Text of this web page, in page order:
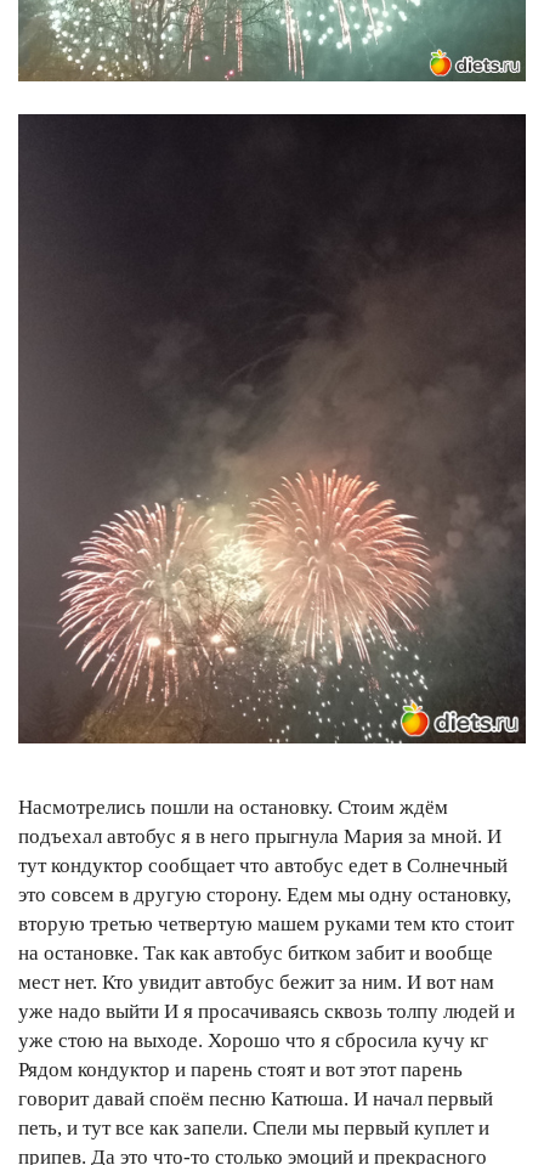
Насмотрелись пошли на остановку. Стоим ждём
подъехал автобус я в него прыгнула Мария за мной. И
тут кондуктор сообщает что автобус едет в Солнечный
это совсем в другую сторону. Едем мы одну остановку,
вторую третью четвертую машем руками тем кто стоит
на остановке. Так как автобус битком забит и вообще
мест нет. Кто увидит автобус бежит за ним. И вот нам
уже надо выйти И я просачиваясь сквозь толпу людей и
уже стою на выходе. Хорошо что я сбросила кучу кг
Рядом кондуктор и парень стоят и вот этот парень
говорит давай споём песню Катюша. И начал первый
петь, и тут все как запели. Спели мы первый куплет и
припев. Да это что-то столько эмоций и прекрасного